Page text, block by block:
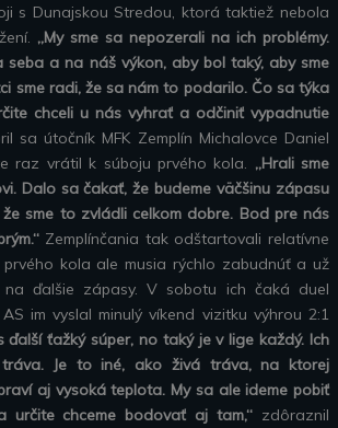
s Dunajskou Stredou, ktorá taktiež nebola
„My sme sa nepozerali na ich problémy.
seba a na náš výkon, aby bol taký, aby sme
sme radi, že sa nám to podarilo. Čo sa týka
chceli u nás vyhrať a odčiniť vypadnutie
sa útočník MFK Zemplín Michalovce Daniel
raz vrátil k súboju prvého kola. „Hrali sme
Dalo sa čakať, že budeme väčšinu zápasu
že sme to zvládli celkom dobre. Bod pre nás
Zemplínčania tak odštartovali relatívne
kola ale musia rýchlo zabudnúť a už
ďalšie zápasy. V sobotu ich čaká duel
im vyslal minulý víkend vizitku výhrou 2:1
ďalší ťažký súper, no taký je v lige každý. Ich
Je to iné, ako živá tráva, na ktorej
aj vysoká teplota. My sa ale ideme pobiť
určite chceme bodovať aj tam,“ zdôraznil